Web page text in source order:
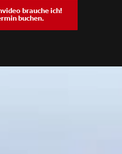
brauche ich!
buchen.